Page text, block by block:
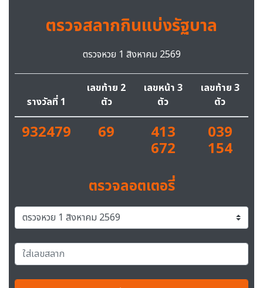
ตรวจสลากกินแบ่งรัฐบาล
ตรวจหวย 1 สิงหาคม 2569
รางวัลที่ 1
เลขท้าย 2
ตัว
เลขหน้า 3
ตัว
เลขท้าย 3
ตัว
932479 69 413
672
039
154
ตรวจลอตเตอรี่